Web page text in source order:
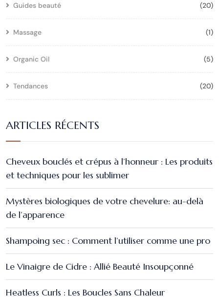
Guides beauté (20)
Massage (1)
Organic Oil (5)
Tendances (20)
ARTICLES RÉCENTS
Cheveux bouclés et crépus à l’honneur : Les produits
et techniques pour les sublimer
Mystères biologiques de votre chevelure: au-delà
de l’apparence
Shampoing sec : Comment l’utiliser comme une pro
Le Vinaigre de Cidre : Allié Beauté Insoupçonné
Heatless Curls : Les Boucles Sans Chaleur